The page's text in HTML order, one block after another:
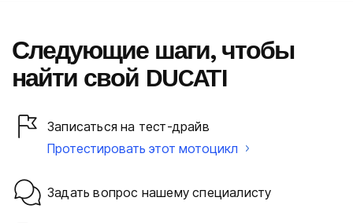
Следующие шаги, чтобы
найти свой DUCATI
Записаться на тест-драйв
Протестировать этот мотоцикл
Задать вопрос нашему специалисту